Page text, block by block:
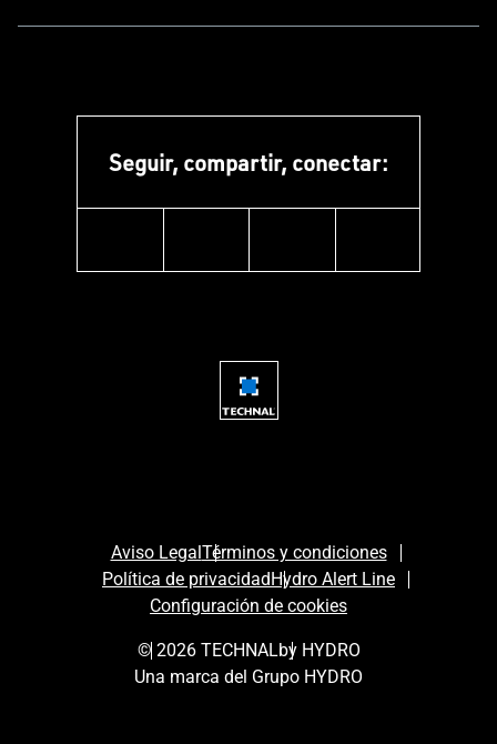
Seguir, compartir, conectar:
Aviso LegalTérminos y condiciones
Política de privacidadHydro Alert Line
Configuración de cookies
© 2026 TECHNALby HYDRO
Una marca del Grupo HYDRO